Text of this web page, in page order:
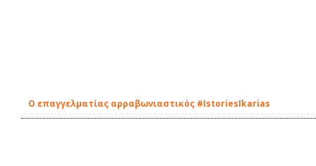
Ο επαγγελματίας αρραβωνιαστικός #IstoriesIkarias